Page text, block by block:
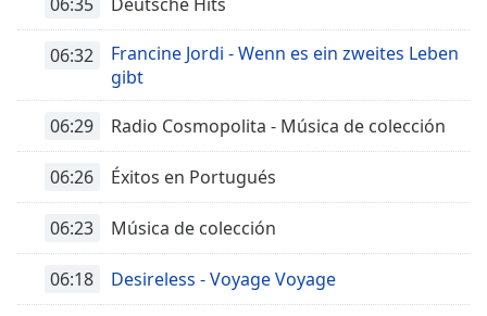
06:32
Francine Jordi - Wenn es ein zweites Leben
gibt
06:29 Radio Cosmopolita - Música de colección
06:26 Éxitos en Portugués
06:23 Música de colección
06:18 Desireless - Voyage Voyage